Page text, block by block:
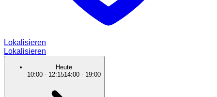
Lokalisieren
Lokalisieren
Heute
10:00 - 12:1514:00 - 19:00